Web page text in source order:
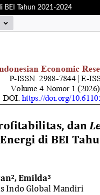
BEI Tahun 2021-2024